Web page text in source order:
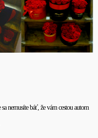
sa nemusíte báť, že vám cestou autom